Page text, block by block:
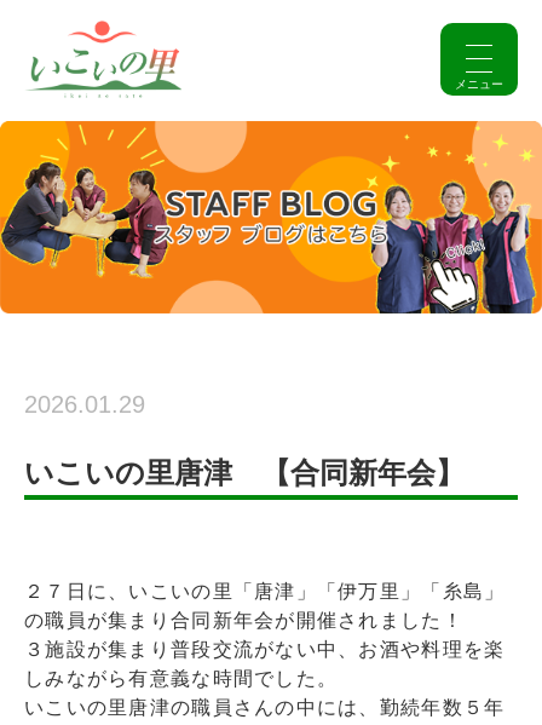
2026.01.29
いこいの里唐津 【合同新年会】
２７日に、いこいの里「唐津」「伊万里」「糸島」
の職員が集まり合同新年会が開催されました！
３施設が集まり普段交流がない中、お酒や料理を楽
しみながら有意義な時間でした。
いこいの里唐津の職員さんの中には、勤続年数５年